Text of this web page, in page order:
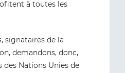
à toutes les
signataires de la
demandons, donc,
des Nations Unies de